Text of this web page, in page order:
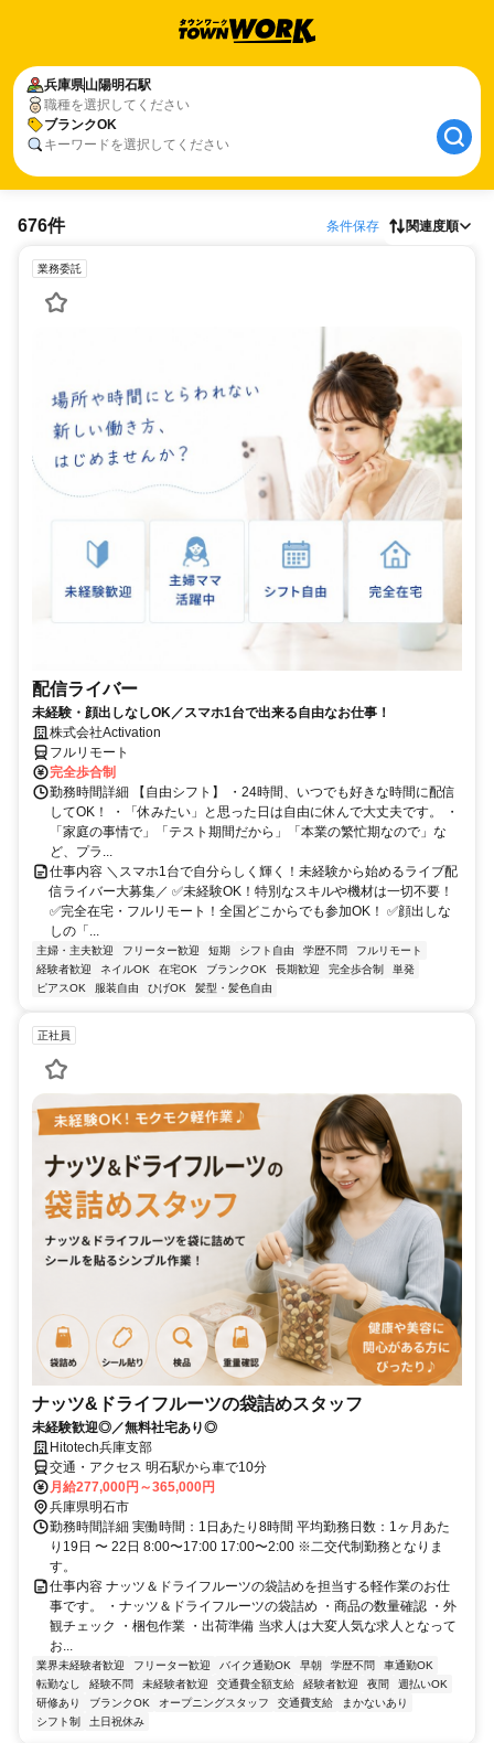
兵庫県山陽明石駅
職種を選択してください
ブランクOK
キーワードを選択してください
676件 条件保存 関連度順
業務委託
配信ライバー
未経験・顔出しなしOK／スマホ1台で出来る自由なお仕事！
株式会社Activation
フルリモート
完全歩合制
勤務時間詳細 【自由シフト】 ・24時間、いつでも好きな時間に配信
してOK！ ・「休みたい」と思った日は自由に休んで大丈夫です。 ・
「家庭の事情で」「テスト期間だから」「本業の繁忙期なので」な
ど、プラ...
仕事内容 ＼スマホ1台で自分らしく輝く！未経験から始めるライブ配
信ライバー大募集／ ✅未経験OK！特別なスキルや機材は一切不要！
✅完全在宅・フルリモート！全国どこからでも参加OK！ ✅顔出しな
しの「...
主婦・主夫歓迎 フリーター歓迎 短期 シフト自由 学歴不問
フルリモート
経験者歓迎
ネイルOK 在宅OK ブランクOK 長期歓迎 完全歩合制
単発
ピアスOK
服装自由 ひげOK 髪型・髪色自由
正社員
ナッツ&ドライフルーツの袋詰めスタッフ
未経験歓迎◎／無料社宅あり◎
Hitotech兵庫支部
交通・アクセス 明石駅から車で10分
月給277,000円～365,000円
兵庫県明石市
勤務時間詳細 実働時間：1日あたり8時間 平均勤務日数：1ヶ月あた
り19日 〜 22日 8:00〜17:00 17:00〜2:00 ※二交代制勤務となりま
す。
仕事内容 ナッツ＆ドライフルーツの袋詰めを担当する軽作業のお仕
事です。 ・ナッツ＆ドライフルーツの袋詰め ・商品の数量確認 ・外
観チェック ・梱包作業 ・出荷準備 当求人は大変人気な求人となって
お...
業界未経験者歓迎 フリーター歓迎 バイク通勤OK 早朝 学歴不問
車通勤OK
転勤なし
経験不問 未経験者歓迎 交通費全額支給 経験者歓迎 夜間
週払いOK
研修あり
ブランクOK オープニングスタッフ 交通費支給
まかないあり
シフト制
土日祝休み